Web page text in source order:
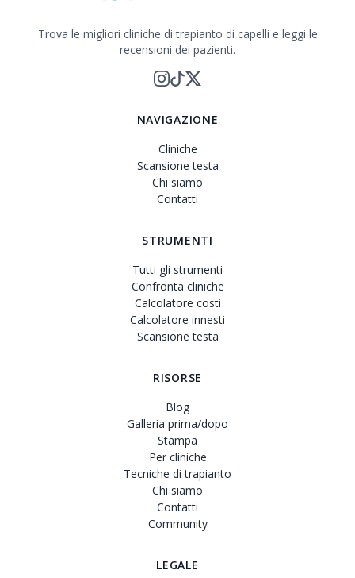
Trova le migliori cliniche di trapianto di capelli e leggi le
recensioni dei pazienti.
NAVIGAZIONE
Cliniche
Scansione testa
Chi siamo
Contatti
STRUMENTI
Tutti gli strumenti
Confronta cliniche
Calcolatore costi
Calcolatore innesti
Scansione testa
RISORSE
Blog
Galleria prima/dopo
Stampa
Per cliniche
Tecniche di trapianto
Chi siamo
Contatti
Community
LEGALE